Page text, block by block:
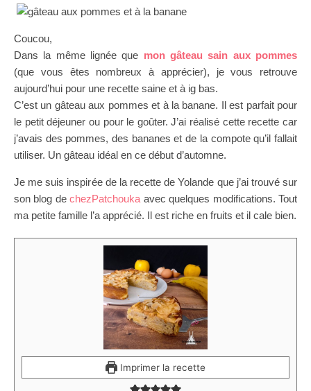
Coucou,
Dans la même lignée que mon gâteau sain aux pommes
(que vous êtes nombreux à apprécier), je vous retrouve
aujourd’hui pour une recette saine et à ig bas.
C’est un gâteau aux pommes et à la banane. Il est parfait pour
le petit déjeuner ou pour le goûter. J’ai réalisé cette recette car
j’avais des pommes, des bananes et de la compote qu’il fallait
utiliser. Un gâteau idéal en ce début d’automne.
Je me suis inspirée de la recette de Yolande que j’ai trouvé sur
son blog dechezPatchouka avec quelques modifications. Tout
ma petite famille l’a apprécié. Il est riche en fruits et il cale bien.
Imprimer la recette